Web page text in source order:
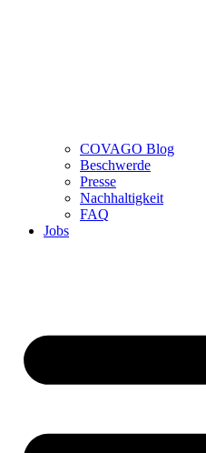
COVAGO Blog
Beschwerde
Presse
Nachhaltigkeit
FAQ
Jobs